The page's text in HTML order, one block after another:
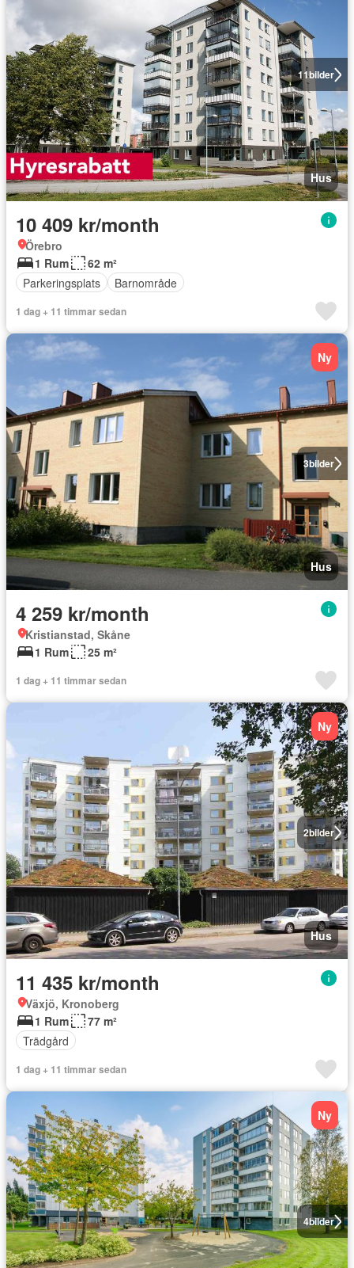
11bilder
Hus
10 409 kr/month
Örebro
1 Rum
62 m²
Parkeringsplats
Barnområde
1 dag + 11 timmar sedan
3bilder
Ny
Hus
4 259 kr/month
Kristianstad, Skåne
1 Rum
25 m²
1 dag + 11 timmar sedan
2bilder
Ny
Hus
11 435 kr/month
Växjö, Kronoberg
1 Rum
77 m²
Trädgård
1 dag + 11 timmar sedan
4bilder
Ny